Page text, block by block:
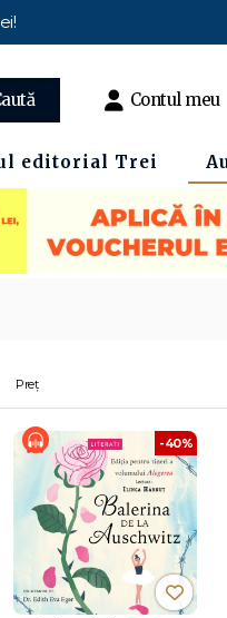
Contul meu
editorial Trei
Preț
-40%